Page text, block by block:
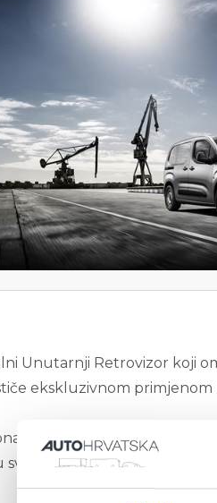
Unutarnji Retrovizor koji
ekskluzivnom
vlastitu konfiguraciju
okolnostima ili